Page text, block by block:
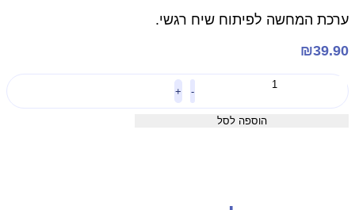
ערכת המחשה לפיתוח שיח רגשי.
₪39.90
-
+
הוספה לסל